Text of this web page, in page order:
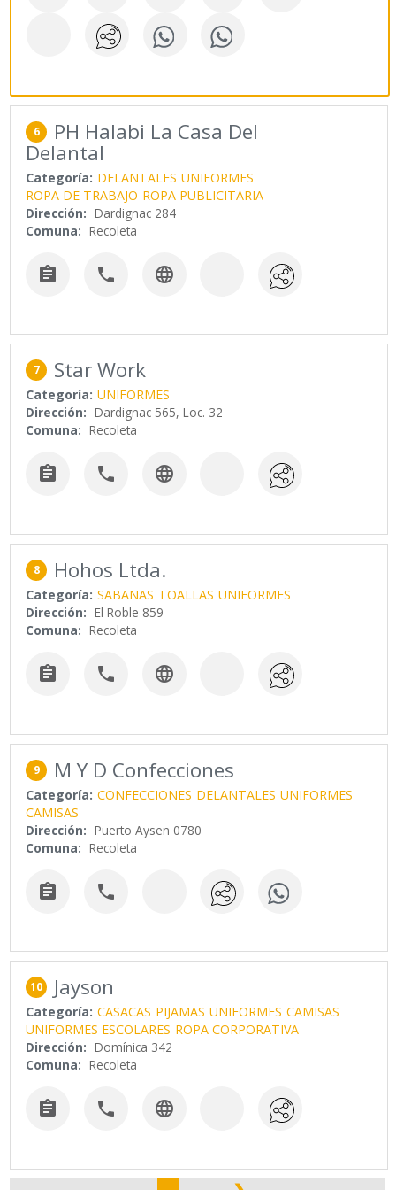
6 PH Halabi La Casa Del
Delantal
Categoría: DELANTALES UNIFORMES
ROPA DE TRABAJO ROPA PUBLICITARIA
Dirección: Dardignac 284
Comuna: Recoleta
  
7 Star Work
Categoría: UNIFORMES
Dirección: Dardignac 565, Loc. 32
Comuna: Recoleta
  
8 Hohos Ltda.
Categoría: SABANAS TOALLAS UNIFORMES
Dirección: El Roble 859
Comuna: Recoleta
  
9 M Y D Confecciones
Categoría: CONFECCIONES DELANTALES UNIFORMES
CAMISAS
Dirección: Puerto Aysen 0780
Comuna: Recoleta
 
10 Jayson
Categoría: CASACAS PIJAMAS UNIFORMES CAMISAS
UNIFORMES ESCOLARES ROPA CORPORATIVA
Dirección: Domínica 342
Comuna: Recoleta
  